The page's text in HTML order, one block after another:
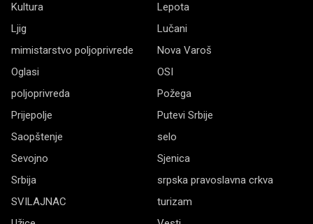
Kultura
Lepota
Ljig
Lučani
mimistarstvo poljoprivrede
Nova Varoš
Oglasi
OSI
poljoprivreda
Požega
Prijepolje
Putevi Srbije
Saopštenje
selo
Sevojno
Sjenica
Srbija
srpska pravoslavna crkva
SVILAJNAC
turizam